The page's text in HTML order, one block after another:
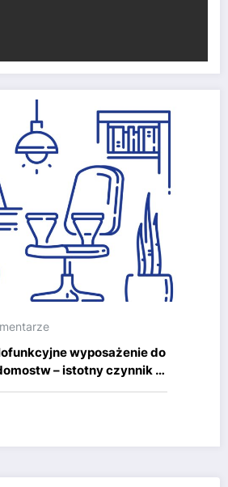
wyposażenie do
– istotny czynnik w
a także komfortowego